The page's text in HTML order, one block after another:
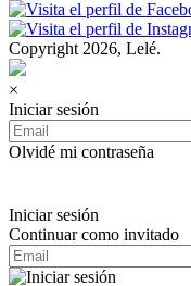
Copyright 2026, Lelé.
×
Iniciar sesión
Olvidé mi contraseña
Iniciar sesión
Continuar como invitado